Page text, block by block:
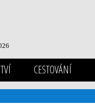
CESTOVÁNÍ